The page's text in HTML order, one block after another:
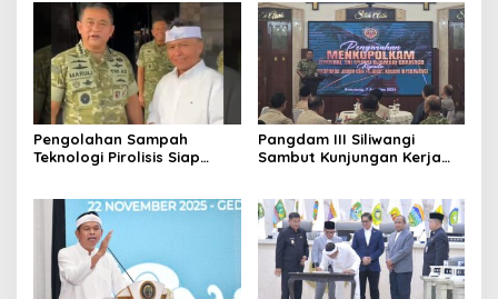
Pengolahan Sampah
Teknologi Pirolisis Siap
Barat
Pangdam III Siliwangi
Sambut Kunjungan Kerja